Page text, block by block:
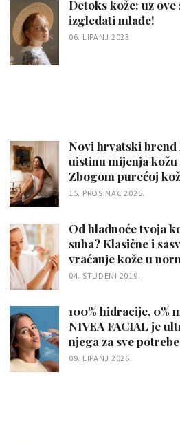
Detoks kože: uz
izgledati mlađe!
06. LIPANJ 2023.
Novi hrvatski
uistinu mijenja kožu
Zbogom purećoj
15. PROSINAC 2025.
Od hladnoće tvoja
suha? Klasične i
vraćanje kože u
04. STUDENI 2019.
100% hidracije, 0%
NIVEA FACIAL je
njega za sve
09. LIPANJ 2026.